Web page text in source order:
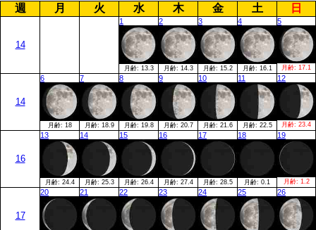
週 月 火 水 木 金 土 日
14
1
月齢: 13.3
2
月齢: 14.3
3
月齢: 15.2
4
月齢: 16.1
5
月齢: 17.1
14
6
月齢: 18
7
月齢: 18.9
8
月齢: 19.8
9
月齢: 20.7
10
月齢: 21.6
11
月齢: 22.5
12
月齢: 23.4
16
13
月齢: 24.4
14
月齢: 25.3
15
月齢: 26.4
16
月齢: 27.4
17
月齢: 28.5
18
月齢: 0.1
19
月齢: 1.2
17
20 21 22 23 24 25 26